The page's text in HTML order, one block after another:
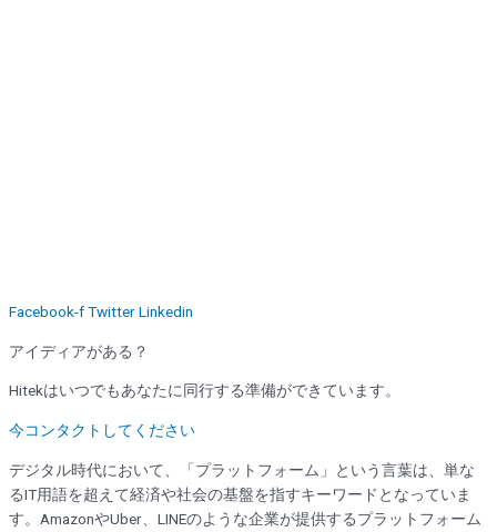
Facebook-fTwitterLinkedin
アイディアがある？
Hitekはいつでもあなたに同行する準備ができています。
今コンタクトしてください
デジタル時代において、「プラットフォーム」という言葉は、単な
るIT用語を超えて経済や社会の基盤を指すキーワードとなっていま
す。AmazonやUber、LINEのような企業が提供するプラットフォーム